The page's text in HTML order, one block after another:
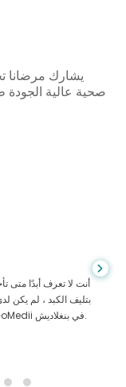
يشارك مرضانا
صحية عالية الجودة
أنت لا تعرف أبدًا متى
بتليف الكبد ، لم يكن
ماذا أفعل. تم الاتصال بي في نيويورك كشريك لـ GoMedii في بنغلاديش.